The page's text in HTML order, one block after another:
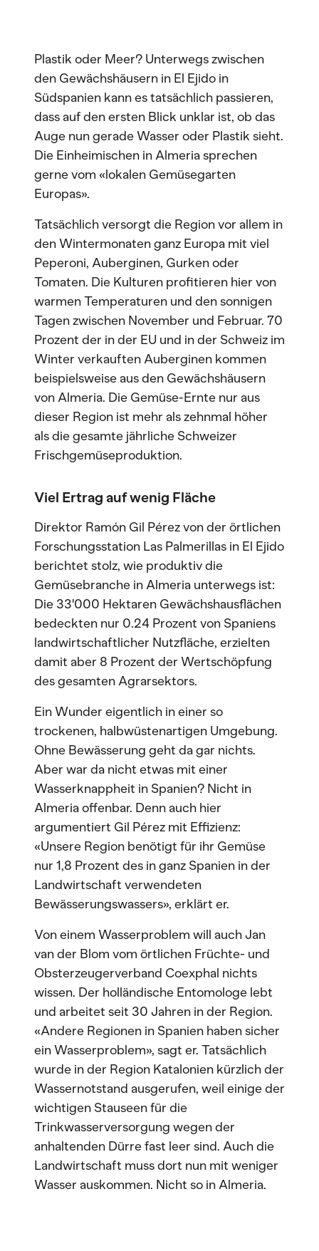
Plastik oder Meer? Unterwegs zwischen
den Gewächshäusern in El Ejido in
Südspanien kann es tatsächlich passieren,
dass auf den ersten Blick unklar ist, ob das
Auge nun gerade Wasser oder Plastik sieht.
Die Einheimischen in Almeria sprechen
gerne vom «lokalen Gemüsegarten
Europas».
Tatsächlich versorgt die Region vor allem in
den Wintermonaten ganz Europa mit viel
Peperoni, Auberginen, Gurken oder
Tomaten. Die Kulturen profitieren hier von
warmen Temperaturen und den sonnigen
Tagen zwischen November und Februar. 70
Prozent der in der EU und in der Schweiz im
Winter verkauften Auberginen kommen
beispielsweise aus den Gewächshäusern
von Almeria. Die Gemüse-Ernte nur aus
dieser Region ist mehr als zehnmal höher
als die gesamte jährliche Schweizer
Frischgemüseproduktion.
Viel Ertrag auf wenig Fläche
Direktor Ramón Gil Pérez von der örtlichen
Forschungsstation Las Palmerillas in El Ejido
berichtet stolz, wie produktiv die
Gemüsebranche in Almeria unterwegs ist:
Die 33'000 Hektaren Gewächshausflächen
bedeckten nur 0.24 Prozent von Spaniens
landwirtschaftlicher Nutzfläche, erzielten
damit aber 8 Prozent der Wertschöpfung
des gesamten Agrarsektors.
Ein Wunder eigentlich in einer so
trockenen, halbwüstenartigen Umgebung.
Ohne Bewässerung geht da gar nichts.
Aber war da nicht etwas mit einer
Wasserknappheit in Spanien? Nicht in
Almeria offenbar. Denn auch hier
argumentiert Gil Pérez mit Effizienz:
«Unsere Region benötigt für ihr Gemüse
nur 1,8 Prozent des in ganz Spanien in der
Landwirtschaft verwendeten
Bewässerungswassers», erklärt er.
Von einem Wasserproblem will auch Jan
van der Blom vom örtlichen Früchte- und
Obsterzeugerverband Coexphal nichts
wissen. Der holländische Entomologe lebt
und arbeitet seit 30 Jahren in der Region.
«Andere Regionen in Spanien haben sicher
ein Wasserproblem», sagt er. Tatsächlich
wurde in der Region Katalonien kürzlich der
Wassernotstand ausgerufen, weil einige der
wichtigen Stauseen für die
Trinkwasserversorgung wegen der
anhaltenden Dürre fast leer sind. Auch die
Landwirtschaft muss dort nun mit weniger
Wasser auskommen. Nicht so in Almeria.